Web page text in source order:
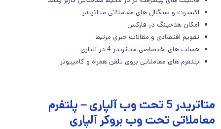
اکسپرت و سیگنال های معاملاتی متاتریدر
امکان هدجینگ در فارکس
تقویم اقتصادی و مقالات خبری مرتبط
حساب های اختصاصی متاتریدر 4 در آلپاری
پلتفرم های معاملاتی بروی تلفن همراه و کامپیوتر
متاتریدر 5 تحت وب آلپاری – پلتفرم
معاملاتی تحت وب بروکر آلپاری